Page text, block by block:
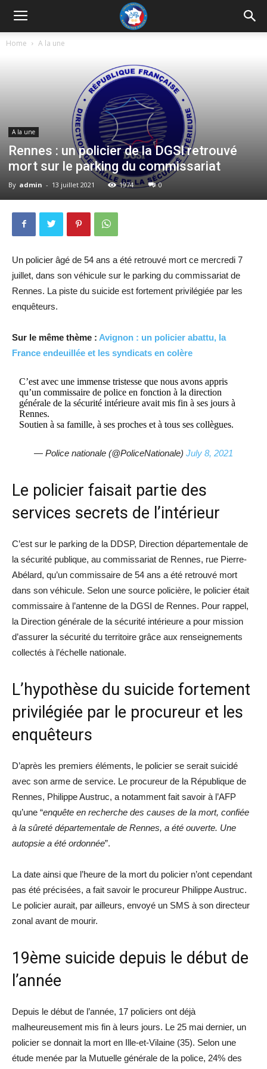
UNRP
Home A la une
A la une
Rennes : un policier de la DGSI retrouvé
mort sur le parking du commissariat
By admin - 13 juillet 2021 1974 0
Un policier âgé de 54 ans a été retrouvé mort ce mercredi 7
juillet, dans son véhicule sur le parking du commissariat de
Rennes. La piste du suicide est fortement privilégiée par les
enquêteurs.
Sur le même thème : Avignon : un policier abattu, la
France endeuillée et les syndicats en colère
C’est avec une immense tristesse que nous avons appris
qu’un commissaire de police en fonction à la direction
générale de la sécurité intérieure avait mis fin à ses jours à
Rennes.
Soutien à sa famille, à ses proches et à tous ses collègues.
— Police nationale (@PoliceNationale) July 8, 2021
Le policier faisait partie des
services secrets de l’intérieur
C’est sur le parking de la DDSP, Direction départementale de
la sécurité publique, au commissariat de Rennes, rue Pierre-
Abélard, qu’un commissaire de 54 ans a été retrouvé mort
dans son véhicule. Selon une source policière, le policier était
commissaire à l’antenne de la DGSI de Rennes. Pour rappel,
la Direction générale de la sécurité intérieure a pour mission
d’assurer la sécurité du territoire grâce aux renseignements
collectés à l’échelle nationale.
L’hypothèse du suicide fortement
privilégiée par le procureur et les
enquêteurs
D’après les premiers éléments, le policier se serait suicidé
avec son arme de service. Le procureur de la République de
Rennes, Philippe Austruc, a notamment fait savoir à l’AFP
qu’une “enquête en recherche des causes de la mort, confiée
à la sûreté départementale de Rennes, a été ouverte. Une
autopsie a été ordonnée”.
La date ainsi que l’heure de la mort du policier n’ont cependant
pas été précisées, a fait savoir le procureur Philippe Austruc.
Le policier aurait, par ailleurs, envoyé un SMS à son directeur
zonal avant de mourir.
19ème suicide depuis le début de
l’année
Depuis le début de l’année, 17 policiers ont déjà
malheureusement mis fin à leurs jours. Le 25 mai dernier, un
policier se donnait la mort en Ille-et-Vilaine (35). Selon une
étude menée par la Mutuelle générale de la police, 24% des